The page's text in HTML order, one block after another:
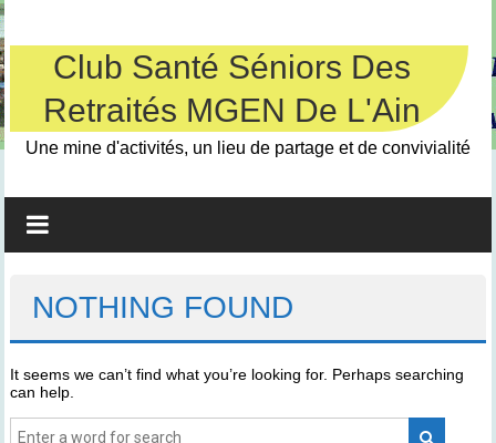
Skip
to
contentClub Santé Séniors Des
Retraités MGEN De L'Ain
Une mine d'activités, un lieu de partage et de convivialité
NOTHING FOUND
It seems we can’t find what you’re looking for. Perhaps searching
can help.